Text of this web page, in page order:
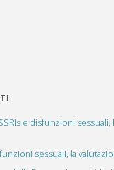
e disfunzioni sessuali,
sessuali, la